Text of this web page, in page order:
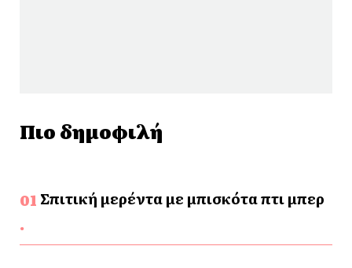
Πιο δημοφιλή
Σπιτική μερέντα με μπισκότα πτι μπερ